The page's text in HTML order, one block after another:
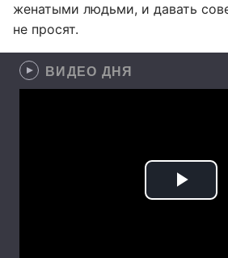
женатыми людьми, и давать
не просят.
ВИДЕО ДНЯ